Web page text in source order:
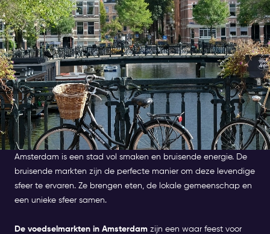
Amsterdam is een stad vol smaken en bruisende energie. De
bruisende markten zijn de perfecte manier om deze levendige
sfeer te ervaren. Ze brengen eten, de lokale gemeenschap en
een unieke sfeer samen.
De voedselmarkten in Amsterdam zijn een waar feest voor